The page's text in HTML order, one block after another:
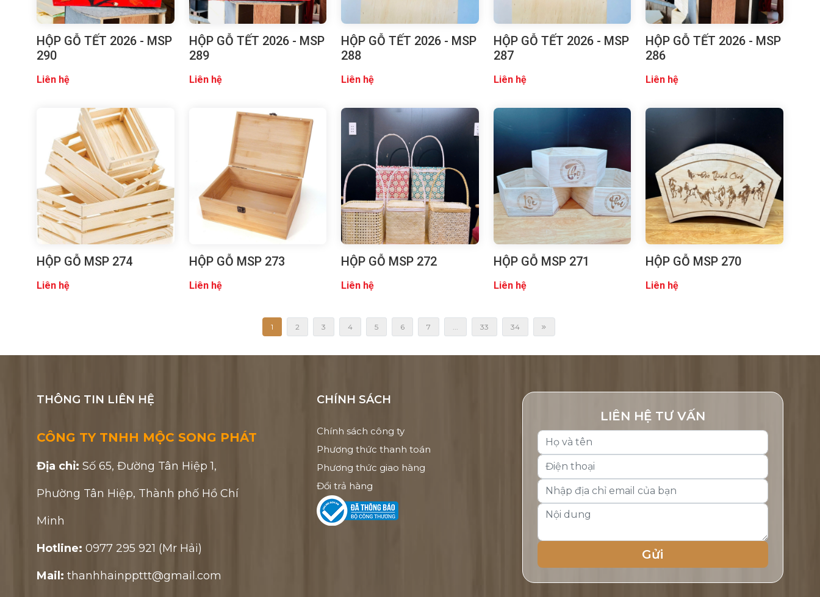
HỘP GỖ TẾT 2026 - MSP
290
Liên hệ
HỘP GỖ TẾT 2026 - MSP
289
Liên hệ
HỘP GỖ TẾT 2026 - MSP
288
Liên hệ
HỘP GỖ TẾT 2026 - MSP
287
Liên hệ
HỘP GỖ TẾT 2026 - MSP
286
Liên hệ
HỘP GỖ MSP 274
Liên hệ
HỘP GỖ MSP 273
Liên hệ
HỘP GỖ MSP 272
Liên hệ
HỘP GỖ MSP 271
Liên hệ
HỘP GỖ MSP 270
Liên hệ
1 2 3 4 5 6 7 33 34
THÔNG TIN LIÊN HỆ
CÔNG TY TNHH MỘC SONG PHÁT
Địa chỉ: Số 65, Đường Tân Hiệp 1,
Phường Tân Hiệp, Thành phố Hồ Chí
Minh
Hotline: 0977 295 921 (Mr Hải)
Mail: thanhhainppttt@gmail.com
CHÍNH SÁCH
Chính sách công ty
Phương thức thanh toán
Phương thức giao hàng
Đổi trả hàng
LIÊN HỆ TƯ VẤN